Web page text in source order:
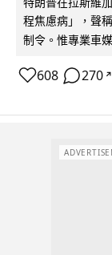
程焦慮病」，聲
制令。惟專業車
608 270 ↗